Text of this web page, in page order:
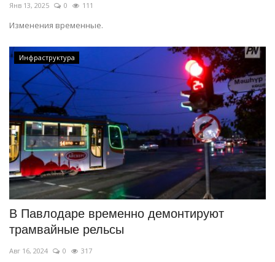
Янв 13, 2025 0 111
Изменения временные.
Инфраструктура
В Павлодаре временно демонтируют
трамвайные рельсы
Авг 16, 2024 0 317